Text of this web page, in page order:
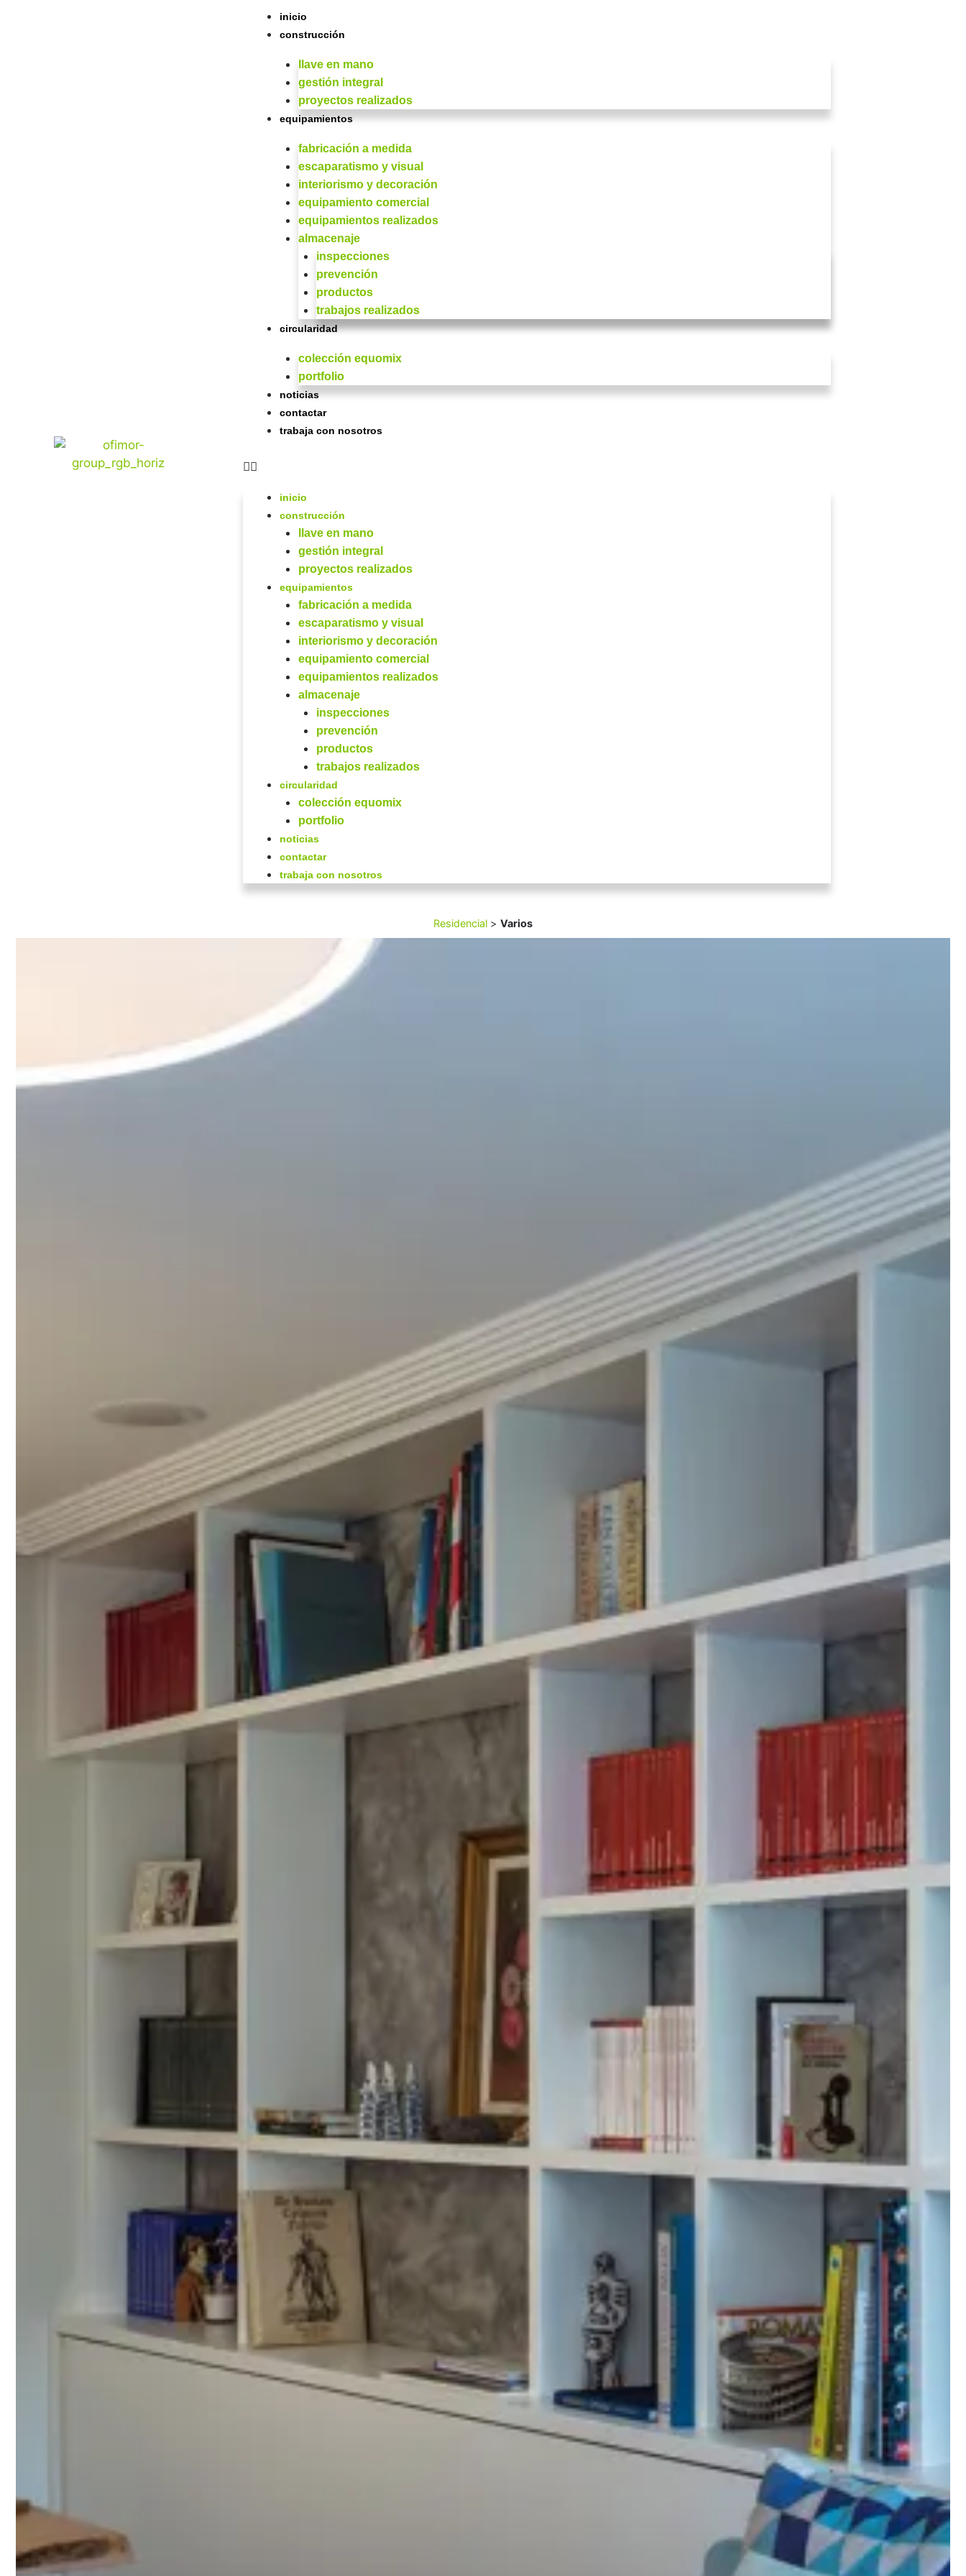
inicio
construcción
llave en mano
gestión integral
proyectos realizados
equipamientos
fabricación a medida
escaparatismo y visual
interiorismo y decoración
equipamiento comercial
equipamientos realizados
almacenaje
inspecciones
prevención
productos
trabajos realizados
circularidad
colección equomix
portfolio
noticias
contactar
trabaja con nosotros
inicio
construcción
llave en mano
gestión integral
proyectos realizados
equipamientos
fabricación a medida
escaparatismo y visual
interiorismo y decoración
equipamiento comercial
equipamientos realizados
almacenaje
inspecciones
prevención
productos
trabajos realizados
circularidad
colección equomix
portfolio
noticias
contactar
trabaja con nosotros
Residencial > Varios